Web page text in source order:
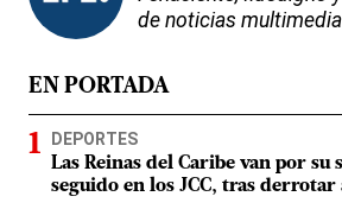
de noticias
EN PORTADA
DEPORTES
Las Reinas del Caribe van por su
seguido en los JCC, tras derrotar